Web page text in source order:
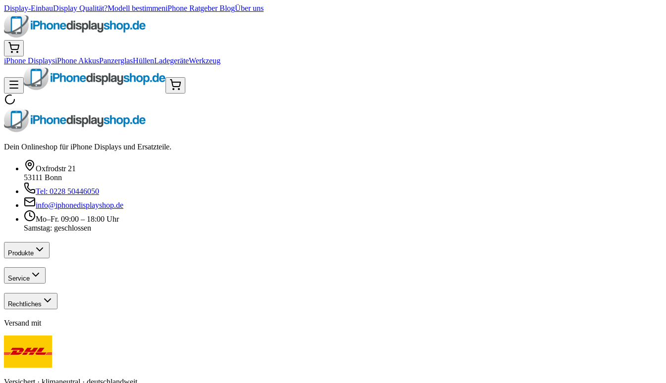
Display-EinbauDisplay Qualität?Modell bestimmeniPhone Ratgeber BlogÜber uns
iPhone DisplaysiPhone AkkusPanzerglasHüllenLadegeräteWerkzeug
Dein Onlineshop für iPhone Displays und Ersatzteile.
Oxfrodstr 21
53111 Bonn
Tel: 0228 50446050
info@iphonedisplayshop.de
Mo–Fr. 09:00 – 18:00 Uhr
Samstag: geschlossen
Produkte
Service
Rechtliches
Versand mit